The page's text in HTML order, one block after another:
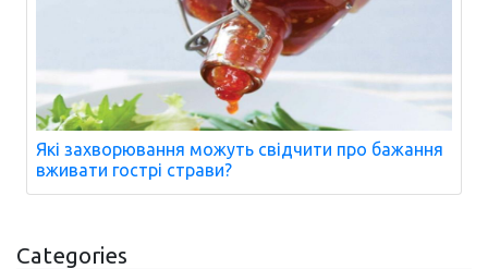
Які захворювання можуть свідчити про бажання
вживати гострі страви?
Categories